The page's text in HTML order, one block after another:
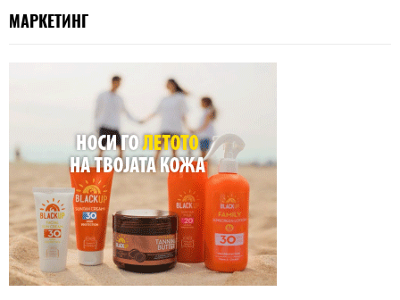
МАРКЕТИНГ